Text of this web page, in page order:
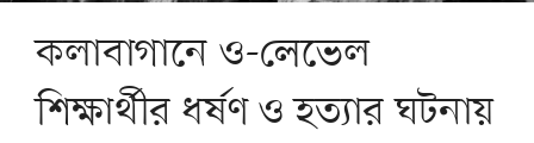
কলাবাগানে ও-লেভেল
শিক্ষার্থীর ধর্ষণ ও হত্যার ঘটনায়